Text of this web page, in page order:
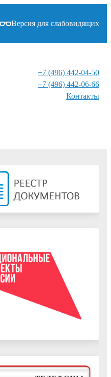
Версия для слабовидящих
+7 (496) 442-04-50
+7 (496) 442-06-66
Контакты⁠